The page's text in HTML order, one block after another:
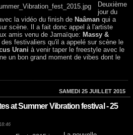
Deuxième
jour du
la vidéo du finish de Naâman qui a
scène. Il a fait donc appel à l'artiste
amis venu de Jamaïque: Massy &
festivaliers qu'il a appelé sur scène le
Urani à venir taper le freestyle avec le
un bon grand moment de vibes dont le
SAMEDI 25 JUILLET 2015
at Summer Vibration festival - 25